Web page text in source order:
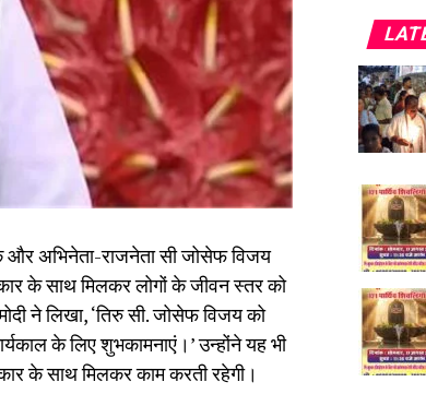
और अभिनेता-राजनेता सी जोसेफ विजय
के साथ मिलकर लोगों के जीवन स्तर को
ने लिखा, ‘तिरु सी. जोसेफ विजय को
के लिए शुभकामनाएं।’ उन्होंने यह भी
के साथ मिलकर काम करती रहेगी।